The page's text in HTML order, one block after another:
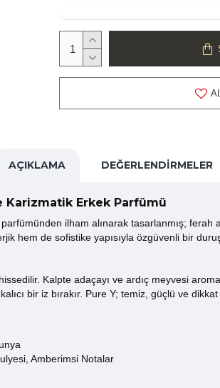
AÇIKLAMA DEĞERLENDIRMELER
Karizmatik Erkek Parfümü
parfümünden ilham alınarak tasarlanmış; ferah
hem de sofistike yapısıyla özgüvenli bir
Kalpte adaçayı ve ardıç meyvesi
bir iz bırakır. Pure Y; temiz, güçlü ve
Amberimsi Notalar